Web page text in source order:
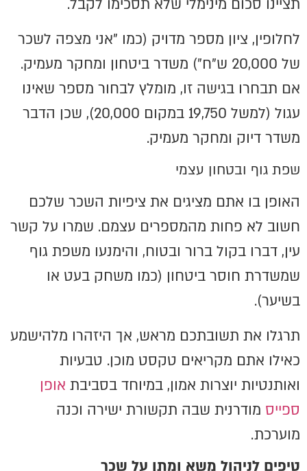
תציינו סכום מינימלי שלא תסכימו לקבל.
לחלופין, ציון מספר מדויק (כמו "אני מצפה לשכר
של 20,000 ש"ח") משדר ביטחון ומחקר מעמיק.
אם תבחרו בגישה זו, מומלץ לבחור מספר שאינו
עגול (למשל 19,750 במקום 20,000), שכן הדבר
משדר דיוק ומחקר מעמיק.
שפת גוף ובטחון עצמי
האופן בו אתם מציגים את ציפיות השכר שלכם
חשוב לא פחות מהמספרים עצמם. שמרו על קשר
עין, דברו בקול ברור ובטוח, והימנעו משפת גוף
שמשדרת חוסר ביטחון (כמו משחק בעט או
בשיער).
תרגלו את תשובתכם מראש, אך היזהרו מלהישמע
כאילו אתם מקריאים טקסט מוכן. טבעיות
ואותנטיות יוצרות אמון, במיוחד בסביבת אופן
ספייס מודרנית שבה תקשורת ישירה וכנה
מוערכת.
טיפים לניהול משא ומתן על שכר